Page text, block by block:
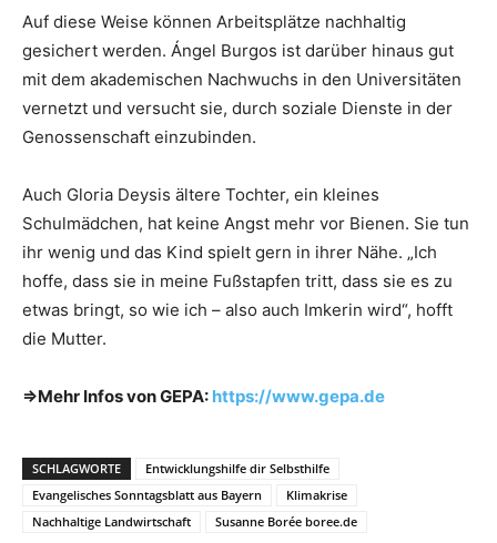
Auf diese Weise können Arbeitsplätze nachhaltig
gesichert werden. Ángel Burgos ist darüber hinaus gut
mit dem akademischen Nachwuchs in den Universitäten
vernetzt und versucht sie, durch soziale Dienste in der
Genossenschaft einzubinden.
Auch Gloria Deysis ältere Tochter, ein kleines
Schulmädchen, hat keine Angst mehr vor Bienen. Sie tun
ihr wenig und das Kind spielt gern in ihrer Nähe. „Ich
hoffe, dass sie in meine Fußstapfen tritt, dass sie es zu
etwas bringt, so wie ich – also auch Imkerin wird“, hofft
die Mutter.
=>Mehr Infos von GEPA: https://www.gepa.de
SCHLAGWORTE
Entwicklungshilfe dir Selbsthilfe
Evangelisches Sonntagsblatt aus Bayern
Klimakrise
Nachhaltige Landwirtschaft
Susanne Borée boree.de